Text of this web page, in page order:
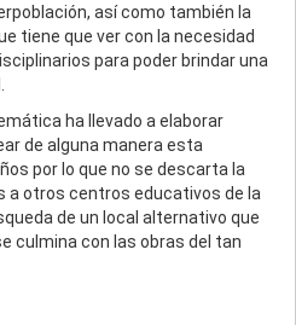
así como también la
tiene que ver con la necesidad
para poder brindar una
ha llevado a elaborar
de alguna manera esta
por lo que no se descarta la
a otros centros educativos de la
de un local alternativo que
culmina con las obras del tan